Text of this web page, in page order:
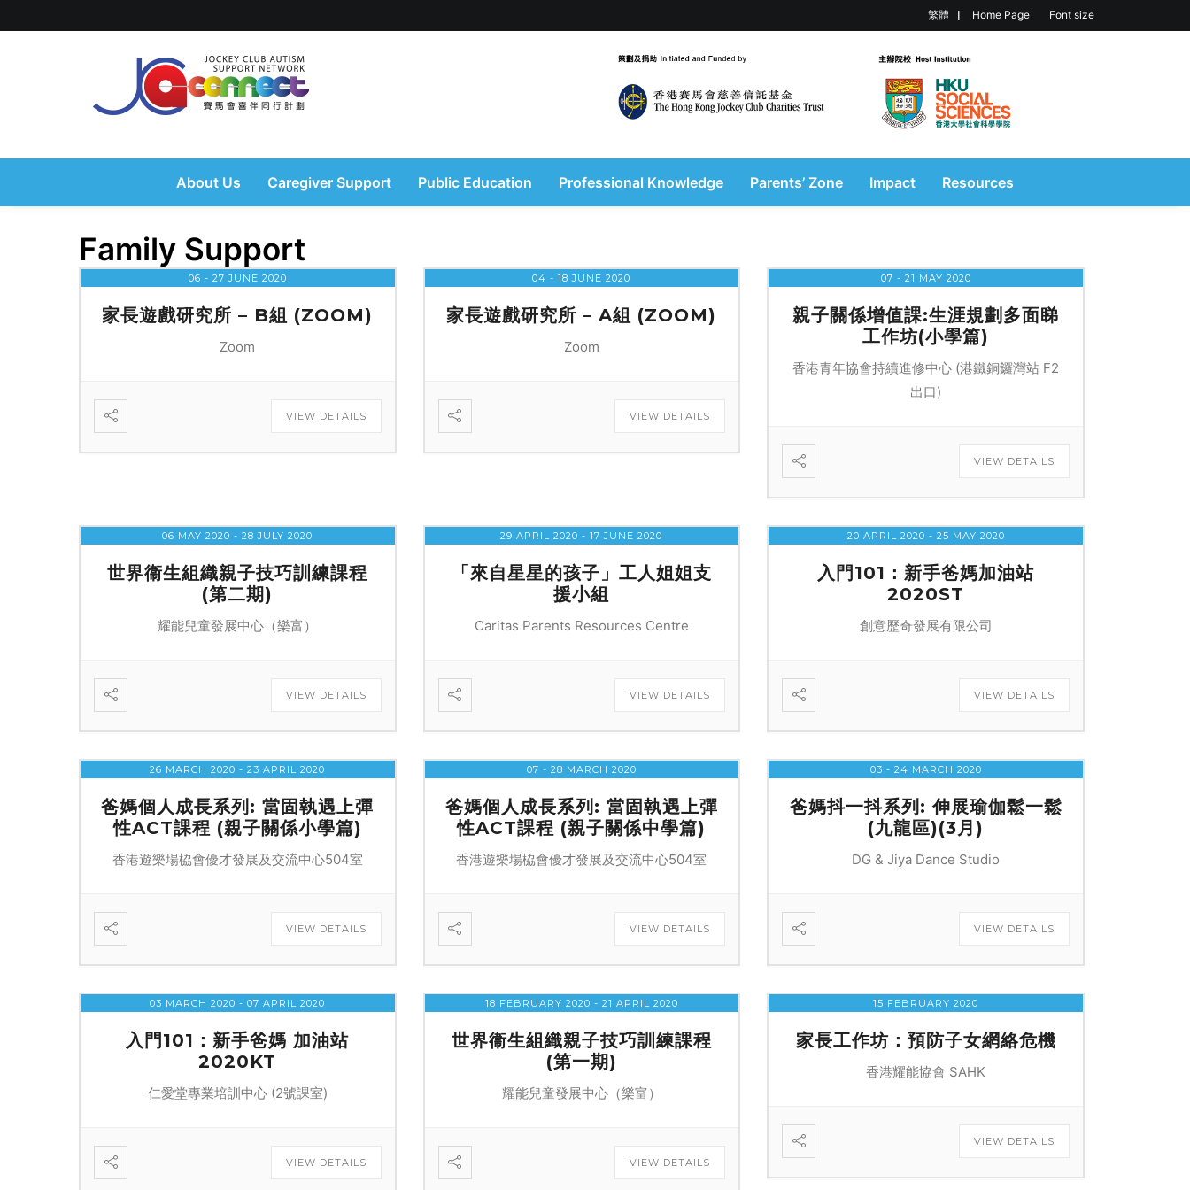
繁體 Home Page Font size
About Us Caregiver Support Public Education Professional Knowledge Parents’ Zone Impact Resources
Family Support
06 - 27 JUNE 2020
家長遊戲研究所 – B組 (ZOOM)
Zoom
VIEW DETAILS
04 - 18 JUNE 2020
家長遊戲研究所 – A組 (ZOOM)
Zoom
VIEW DETAILS
07 - 21 MAY 2020
親子關係增值課:生涯規劃多面睇
工作坊(小學篇)
香港青年協會持續進修中心 (港鐵銅鑼灣站 F2
出口)
VIEW DETAILS
06 MAY 2020 - 28 JULY 2020
世界衞生組織親子技巧訓練課程
(第二期)
耀能兒童發展中心（樂富）
VIEW DETAILS
29 APRIL 2020 - 17 JUNE 2020
「來自星星的孩子」工人姐姐支
援小組
Caritas Parents Resources Centre
VIEW DETAILS
20 APRIL 2020 - 25 MAY 2020
入門101：新手爸媽加油站
2020ST
創意歷奇發展有限公司
VIEW DETAILS
26 MARCH 2020 - 23 APRIL 2020
爸媽個人成長系列: 當固執遇上彈
性ACT課程 (親子關係小學篇)
香港遊樂場栛會優才發展及交流中心504室
VIEW DETAILS
07 - 28 MARCH 2020
爸媽個人成長系列: 當固執遇上彈
性ACT課程 (親子關係中學篇)
香港遊樂場栛會優才發展及交流中心504室
VIEW DETAILS
03 - 24 MARCH 2020
爸媽抖一抖系列: 伸展瑜伽鬆一鬆
(九龍區)(3月)
DG & Jiya Dance Studio
VIEW DETAILS
03 MARCH 2020 - 07 APRIL 2020
入門101：新手爸媽 加油站
2020KT
仁愛堂專業培訓中心 (2號課室)
VIEW DETAILS
18 FEBRUARY 2020 - 21 APRIL 2020
世界衞生組織親子技巧訓練課程
(第一期)
耀能兒童發展中心（樂富）
VIEW DETAILS
15 FEBRUARY 2020
家長工作坊：預防子女網絡危機
香港耀能協會 SAHK
VIEW DETAILS